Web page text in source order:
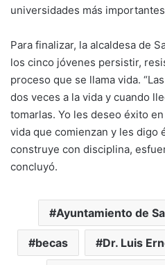
universidades más
Para finalizar, la alcaldesa de
los cinco jóvenes persistir,
proceso que se llama vida.
dos veces a la vida y cuando
tomarlas. Yo les deseo éxito
vida que comienzan y les digo
construye con disciplina,
concluyó.
Ayuntamiento de
becas Dr. Luis